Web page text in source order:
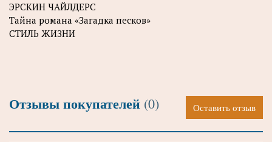
ЭРСКИН ЧАЙЛДЕРС
Тайна романа «Загадка песков»
СТИЛЬ ЖИЗНИ
Отзывы покупателей (0) Оставить отзыв